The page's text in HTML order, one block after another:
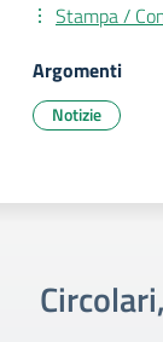
Stampa /
Argomenti
Notizie